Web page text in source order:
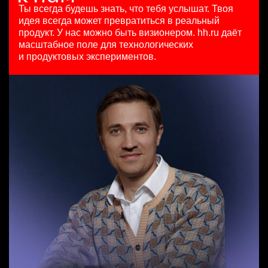
вчера
150000 ₽
Казань
HeadHunter::Коммерческий департамент
7200000 - 16800000 so'm
Специалист телемаркетинга
HeadHunter::Телефонные продажи
24 июл. 2026
з/п не указана
Ташкент
Data Scientist в Сетку
HeadHunter::Analytics/Data Science
29 июл. 2026
Москва
Ты всегда будешь знать, что тебя услышат. Твоя
идея всегда может превратиться в реальный
продукт. У нас можно быть визионером. hh.ru даёт
масштабное поле для технологических
и продуктовых экспериментов.